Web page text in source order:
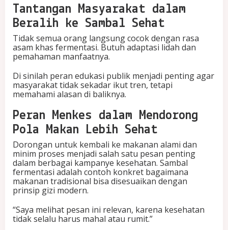
Tantangan Masyarakat dalam
Beralih ke Sambal Sehat
Tidak semua orang langsung cocok dengan rasa
asam khas fermentasi. Butuh adaptasi lidah dan
pemahaman manfaatnya.
Di sinilah peran edukasi publik menjadi penting agar
masyarakat tidak sekadar ikut tren, tetapi
memahami alasan di baliknya.
Peran Menkes dalam Mendorong
Pola Makan Lebih Sehat
Dorongan untuk kembali ke makanan alami dan
minim proses menjadi salah satu pesan penting
dalam berbagai kampanye kesehatan. Sambal
fermentasi adalah contoh konkret bagaimana
makanan tradisional bisa disesuaikan dengan
prinsip gizi modern.
“Saya melihat pesan ini relevan, karena kesehatan
tidak selalu harus mahal atau rumit.”